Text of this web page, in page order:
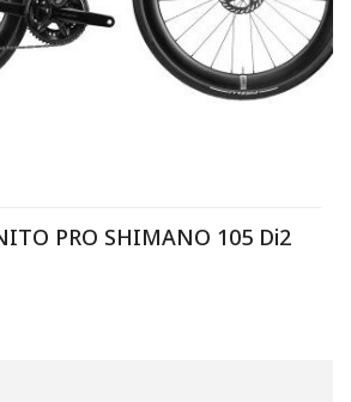
PRO SHIMANO 105 Di2